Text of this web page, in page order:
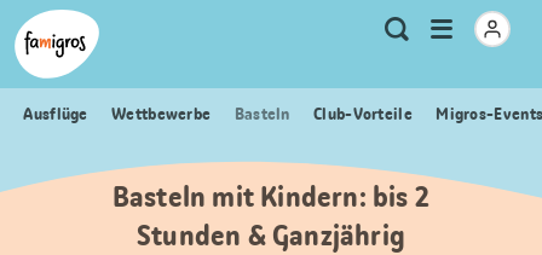
Sprungmarken
Navigation
Header
Logo
Meta
Navigation
Suche
Menu
öffnen
Ausflüge Wettbewerbe Basteln Club-Vorteile Migros-
Basteln mit Kindern: bis 2
Stunden & Ganzjährig